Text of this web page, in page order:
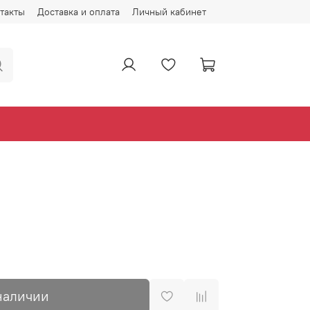
Доставка и оплата Личный кабинет